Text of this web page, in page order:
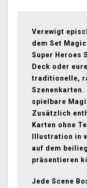
Verewigt
dem Set
Super Heroes
Deck oder
traditionelle,
Szenenkarten.
spielbare
Zusätzlich
Karten ohne
Illustration in
auf dem
präsentieren
Jede Scene